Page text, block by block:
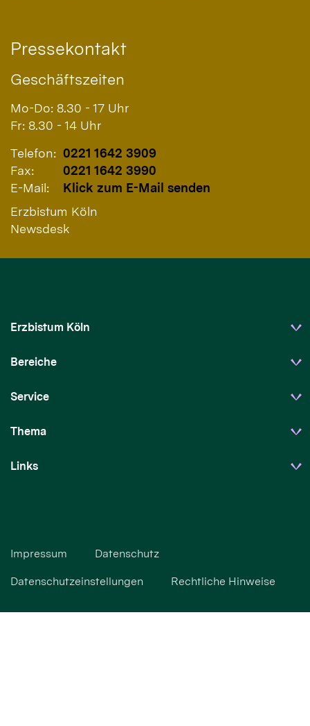
Pressekontakt
Geschäftszeiten
Mo-Do: 8.30 - 17 Uhr
Fr: 8.30 - 14 Uhr
Telefon: 0221 1642 3909
Fax:
0221 1642 3990
E-Mail:
Klick zum E-Mail senden
Erzbistum Köln
Newsdesk
Erzbistum Köln
Bereiche
Service
Thema
Links
Impressum Datenschutz
Datenschutzeinstellungen Rechtliche Hinweise